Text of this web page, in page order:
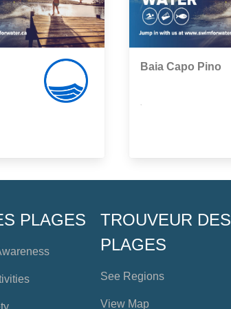
Baia Capo Pino
PLAGES
TROUVEUR DES
PLAGES
See Regions
View Map